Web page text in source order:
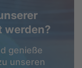
werden?
genieße
unseren